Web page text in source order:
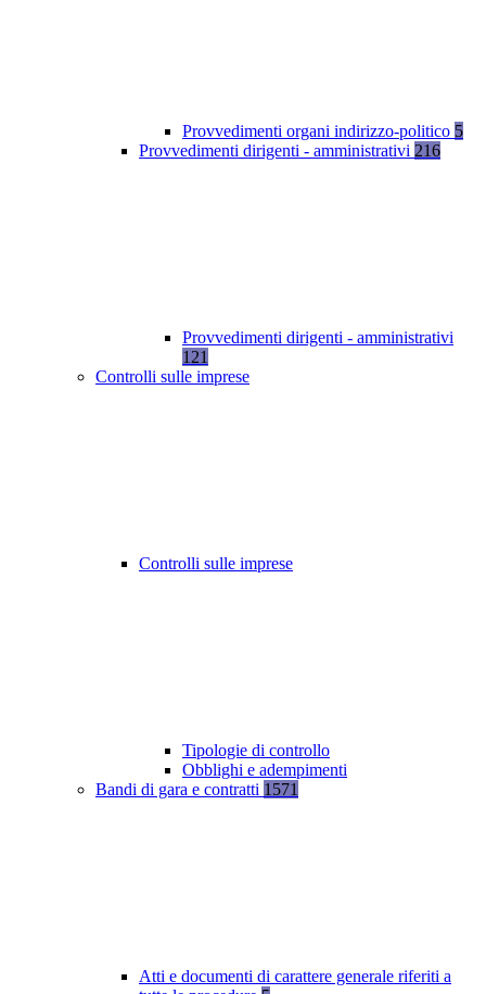
Provvedimenti organi indirizzo-politico 5
Provvedimenti dirigenti - amministrativi 216
Provvedimenti dirigenti - amministrativi
121
Controlli sulle imprese
Controlli sulle imprese
Tipologie di controllo
Obblighi e adempimenti
Bandi di gara e contratti 1571
Atti e documenti di carattere generale riferiti a